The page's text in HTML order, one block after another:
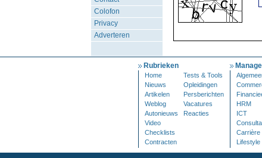
Colofon
Privacy
Adverteren
Rubrieken
Home
Tests & Tools
Nieuws
Opleidingen
Artikelen
Persberichten
Weblog
Vacatures
Autonieuws
Reacties
Video
Checklists
Contracten
HRM
ICT
Carrière
Lifestyle